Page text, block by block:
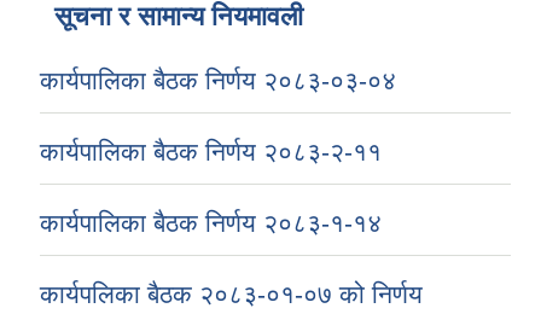
सूचना र सामान्य नियमावली
कार्यपालिका बैठक निर्णय २०८३-०३-०४
कार्यपालिका बैठक निर्णय २०८३-२-११
कार्यपालिका बैठक निर्णय २०८३-१-१४
कार्यपलिका बैठक २०८३-०१-०७ को निर्णय